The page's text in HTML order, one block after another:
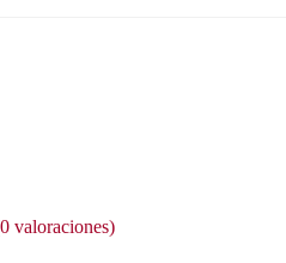
0valoraciones)